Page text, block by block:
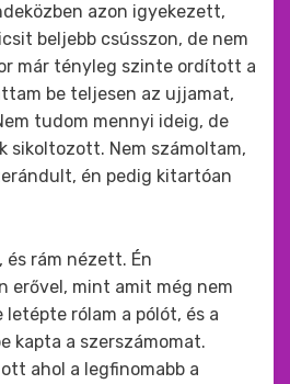
azon igyekezett,
beljebb csússzon, de nem
már tényleg szinte ordított a
be teljesen az ujjamat,
tudom mennyi ideig, de
sikoltozott. Nem számoltam,
én pedig kitartóan
rám nézett. Én
erővel, mint amit még nem
rólam a pólót, és a
kapta a szerszámomat.
ahol a legfinomabb a